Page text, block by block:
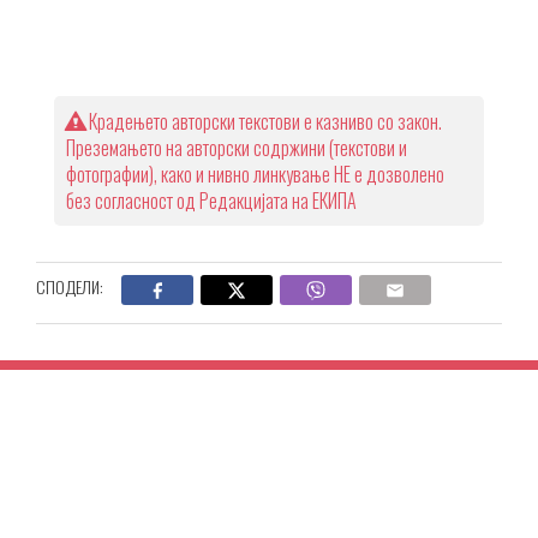
Крадењето авторски текстови е казниво со закон.
Преземањето на авторски содржини (текстови и
фотографии), како и нивно линкување НЕ е дозволено
без согласност од Редакцијата на ЕКИПА
СПОДЕЛИ: